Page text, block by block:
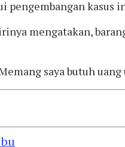
pengembangan kasus
mengatakan,
saya butuh